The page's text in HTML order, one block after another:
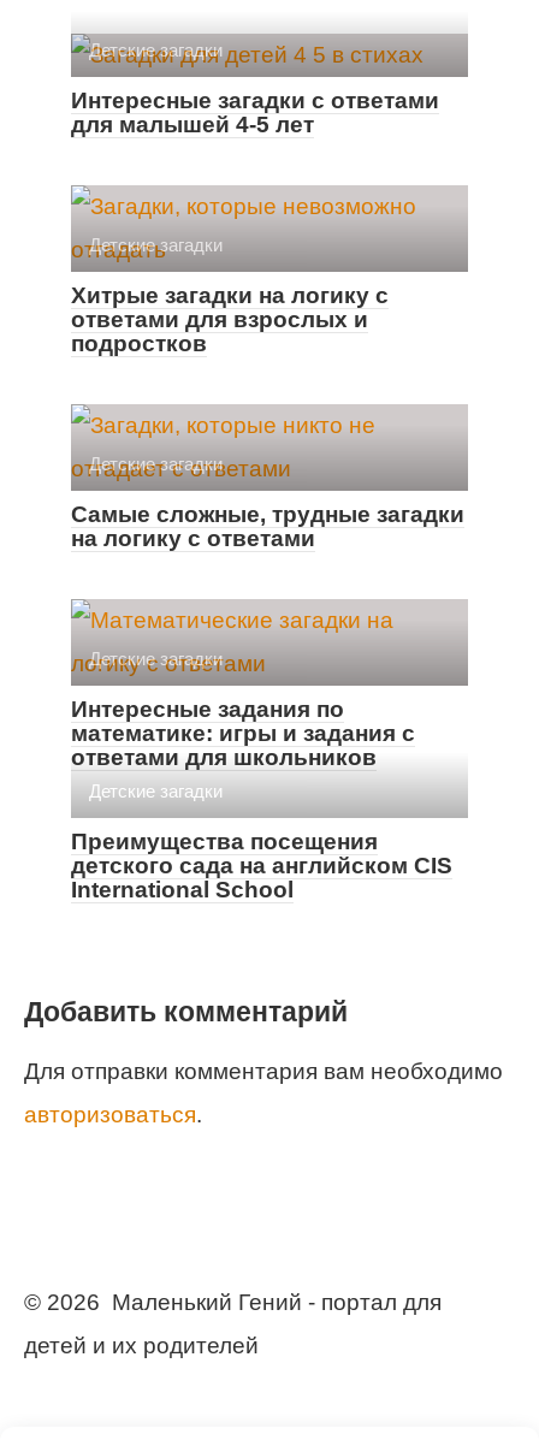
Детские загадки
Интересные загадки с ответами
для малышей 4-5 лет
Детские загадки
Хитрые загадки на логику с
ответами для взрослых и
подростков
Детские загадки
Самые сложные, трудные загадки
на логику с ответами
Детские загадки
Интересные задания по
математике: игры и задания с
ответами для школьников
Детские загадки
Преимущества посещения
детского сада на английском CIS
International School
Добавить комментарий
Для отправки комментария вам необходимо
авторизоваться.
© 2026 Маленький Гений - портал для
детей и их родителей